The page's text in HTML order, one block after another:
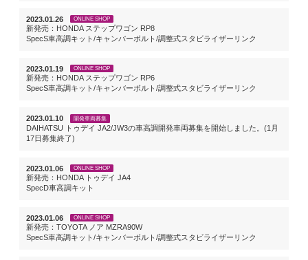
2023.01.26 ONLINE SHOP
新発売：HONDA ステップワゴン RP8
SpecS車高調キット/キャンバーボルト/調整式スタビライザーリンク
2023.01.19 ONLINE SHOP
新発売：HONDA ステップワゴン RP6
SpecS車高調キット/キャンバーボルト/調整式スタビライザーリンク
2023.01.10 開発車両募集
DAIHATSU トゥデイ JA2/JW3の車高調開発車両募集を開始しました。(1月
17日募集終了)
2023.01.06 ONLINE SHOP
新発売：HONDA トゥデイ JA4
SpecD車高調キット
2023.01.06 ONLINE SHOP
新発売：TOYOTA ノア MZRA90W
SpecS車高調キット/キャンバーボルト/調整式スタビライザーリンク